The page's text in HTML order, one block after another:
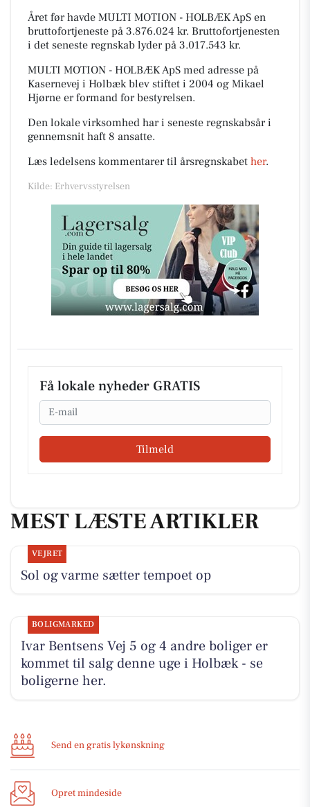
Året før havde MULTI MOTION - HOLBÆK ApS en
bruttofortjeneste på 3.876.024 kr. Bruttofortjenesten
i det seneste regnskab lyder på 3.017.543 kr.
MULTI MOTION - HOLBÆK ApS med adresse på
Kasernevej i Holbæk blev stiftet i 2004 og Mikael
Hjørne er formand for bestyrelsen.
Den lokale virksomhed har i seneste regnskabsår i
gennemsnit haft 8 ansatte.
Læs ledelsens kommentarer til årsregnskabet her.
Kilde: Erhvervsstyrelsen
Få lokale nyheder GRATIS
Email
Tilmeld
MEST LÆSTE ARTIKLER
VEJRET
Sol og varme sætter tempoet op
BOLIGMARKED
Ivar Bentsens Vej 5 og 4 andre boliger er
kommet til salg denne uge i Holbæk - se
boligerne her.
Send en gratis lykønskning
Opret mindeside